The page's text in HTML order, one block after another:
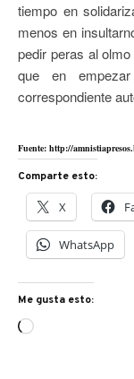
tiempo en
menos en
pedir peras al
que en
correspondiente
Fuente: http://
Comparte esto:
X
WhatsApp
Me gusta esto:
Cargando...